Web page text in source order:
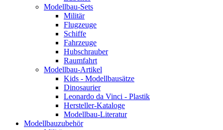
Modellbau-Sets
Militär
Flugzeuge
Schiffe
Fahrzeuge
Hubschrauber
Raumfahrt
Modellbau-Artikel
Kids - Modellbausätze
Dinosaurier
Leonardo da Vinci - Plastik
Hersteller-Kataloge
Modellbau-Literatur
Modellbauzubehör